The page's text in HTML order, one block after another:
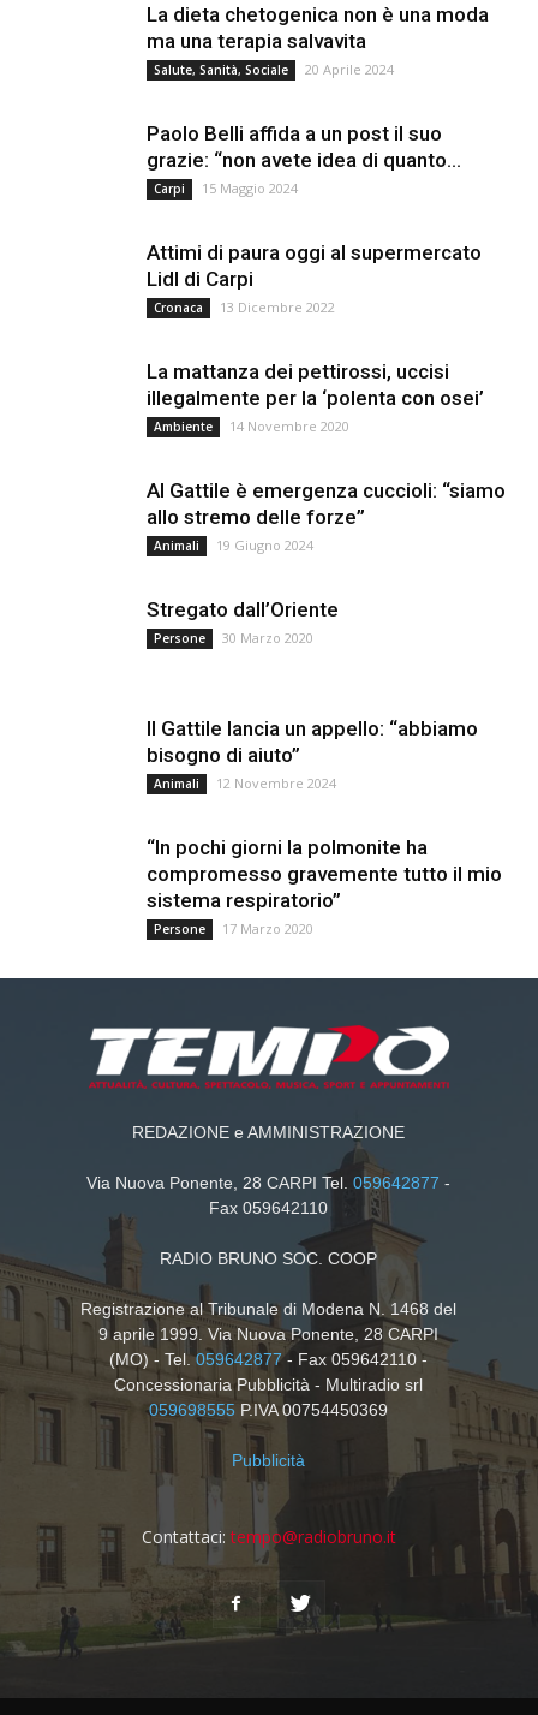
La dieta chetogenica non è una moda
ma una terapia salvavita
Salute, Sanità, Sociale 20 Aprile 2024
Paolo Belli affida a un post il suo
grazie: “non avete idea di quanto...
Carpi 15 Maggio 2024
Attimi di paura oggi al supermercato
Lidl di Carpi
Cronaca 13 Dicembre 2022
La mattanza dei pettirossi, uccisi
illegalmente per la ‘polenta con osei’
Ambiente 14 Novembre 2020
Al Gattile è emergenza cuccioli: “siamo
allo stremo delle forze”
Animali 19 Giugno 2024
Stregato dall’Oriente
Persone 30 Marzo 2020
Il Gattile lancia un appello: “abbiamo
bisogno di aiuto”
Animali 12 Novembre 2024
“In pochi giorni la polmonite ha
compromesso gravemente tutto il mio
sistema respiratorio”
Persone 17 Marzo 2020
REDAZIONE e AMMINISTRAZIONE
Via Nuova Ponente, 28 CARPI Tel.059642877 -
Fax 059642110
RADIO BRUNO SOC. COOP
Registrazione al Tribunale di Modena N. 1468 del
9 aprile 1999. Via Nuova Ponente, 28 CARPI
(MO) - Tel.059642877- Fax 059642110 -
Concessionaria Pubblicità - Multiradio srl
059698555 P.IVA 00754450369
Pubblicità
Contattaci: tempo@radiobruno.it